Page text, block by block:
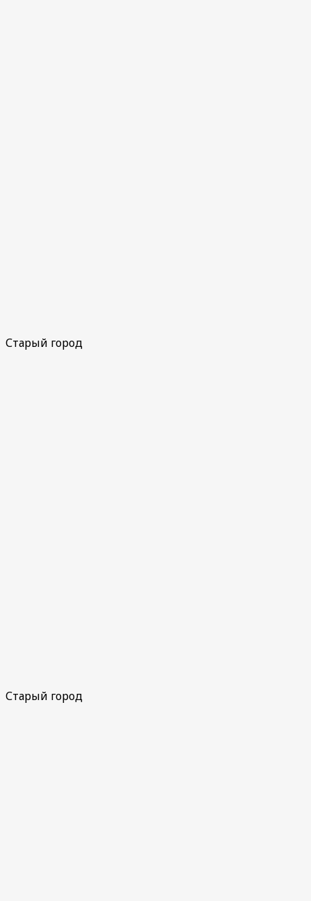
Старый город
Старый город